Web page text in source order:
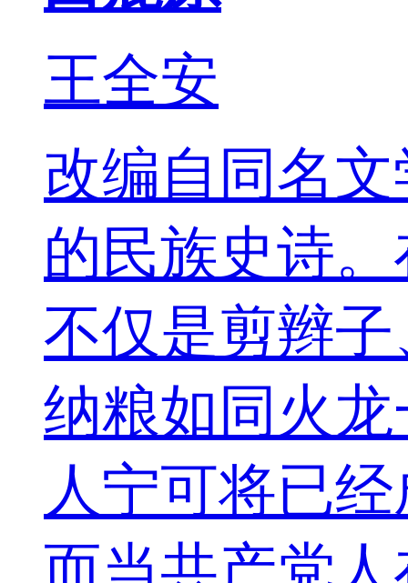
王全安
改编自同名
的民族史诗
不仅是剪辫
纳粮如同火
人宁可将已
而当共产党